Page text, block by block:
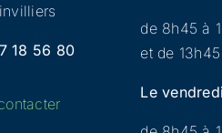
18 56 80
de 8h45 à
et de
Le